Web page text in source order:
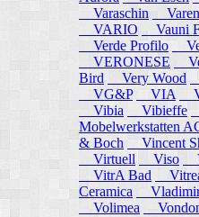
Varaschin
VARIO
Vauni
Verde Profilo
VERONESE
Bird
Very Wood
VG&P
VIA
Vibia
Vibieffe
Mobelwerkstatten
& Boch
Vincent
Virtuell
Viso
VitrA Bad
Ceramica
Vladimir
Volimea